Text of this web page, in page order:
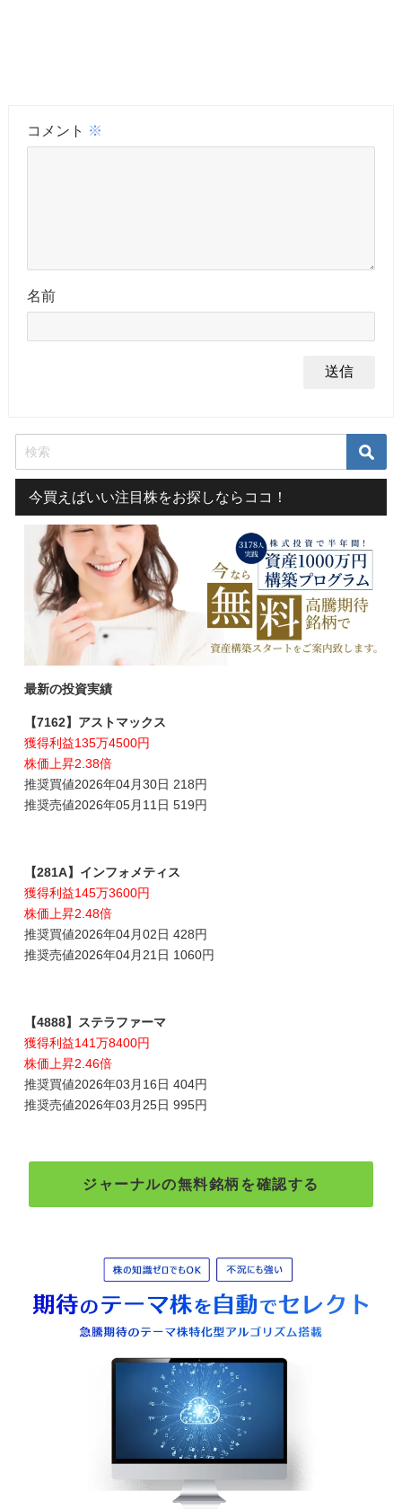
コメント ※
名前
今買えばいい注目株をお探しならココ！
最新の投資実績
【7162】アストマックス
獲得利益135万4500円
株価上昇2.38倍
推奨買値2026年04月30日 218円
推奨売値2026年05月11日 519円
【281A】インフォメティス
獲得利益145万3600円
株価上昇2.48倍
推奨買値2026年04月02日 428円
推奨売値2026年04月21日 1060円
【4888】ステラファーマ
獲得利益141万8400円
株価上昇2.46倍
推奨買値2026年03月16日 404円
推奨売値2026年03月25日 995円
ジャーナルの無料銘柄を確認する